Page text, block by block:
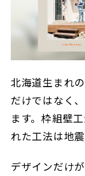
北海道生まれ
だけではなく
ます。枠組壁
れた工法は地
デザインだけ